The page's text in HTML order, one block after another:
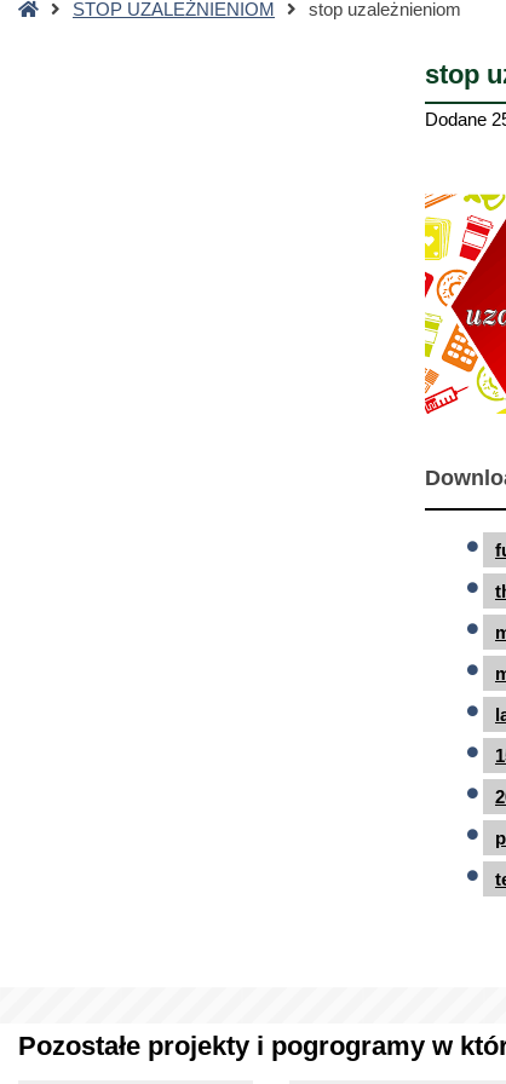
StronaSTOP UZALEŻNIENIOM stop uzależnieniom
stop
Dodane
Pozostałe projekty i pogrogramy w